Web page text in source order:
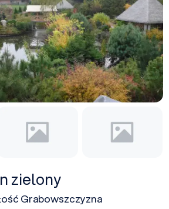
zielony
Grabowszczyzna